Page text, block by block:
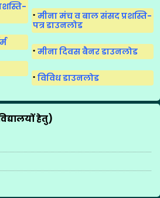
मीना मंच व बाल संसद प्रशस्ति-
पत्र डाउनलोड
मीना दिवस बैनर डाउनलोड
विविध डाउनलोड
हेतु)